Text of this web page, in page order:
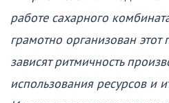
работе сахарного
грамотно организован
зависят ритмичность
использования ресурсов и